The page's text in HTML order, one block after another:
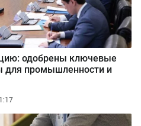
одобрены ключевые
для промышленности и